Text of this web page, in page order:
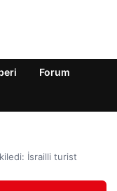
Forum
İsrailli turist